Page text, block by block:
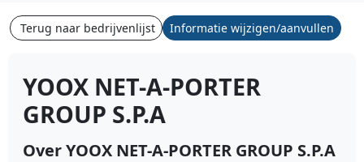
Terug naar bedrijvenlijst Informatie wijzigen/aanvullen
YOOX NET-A-PORTER
GROUP S.P.A
Over YOOX NET-A-PORTER GROUP S.P.A